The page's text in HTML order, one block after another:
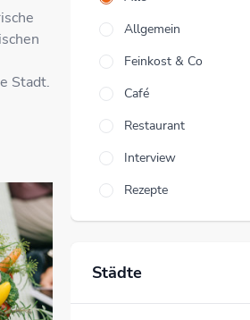
Stadt.
Allgemein
Feinkost & Co
Café
Restaurant
Interview
Rezepte
Städte